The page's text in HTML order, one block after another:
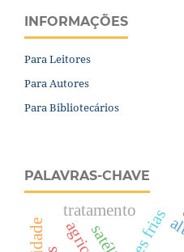
INFORMAÇÕES
Para Leitores
Para Autores
Para Bibliotecários
PALAVRAS-CHAVE
tratamento